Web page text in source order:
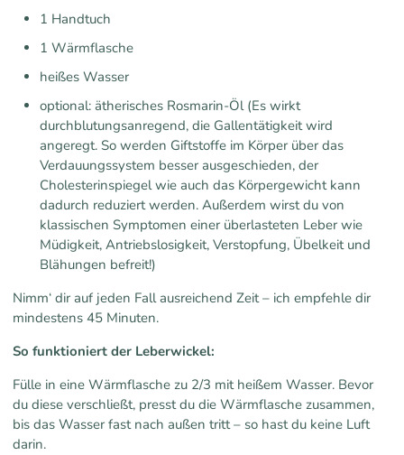
1 Handtuch
1 Wärmflasche
heißes Wasser
optional: ätherisches Rosmarin-Öl (Es wirkt
durchblutungsanregend, die Gallentätigkeit wird
angeregt. So werden Giftstoffe im Körper über das
Verdauungssystem besser ausgeschieden, der
Cholesterinspiegel wie auch das Körpergewicht kann
dadurch reduziert werden. Außerdem wirst du von
klassischen Symptomen einer überlasteten Leber wie
Müdigkeit, Antriebslosigkeit, Verstopfung, Übelkeit und
Blähungen befreit!)
Nimm‘ dir auf jeden Fall ausreichend Zeit – ich empfehle dir
mindestens 45 Minuten.
So funktioniert der Leberwickel:
Fülle in eine Wärmflasche zu 2/3 mit heißem Wasser. Bevor
du diese verschließt, presst du die Wärmflasche zusammen,
bis das Wasser fast nach außen tritt – so hast du keine Luft
darin.